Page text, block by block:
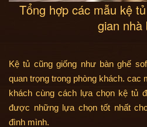
Tổng hợp các mẫu kệ
gian nhà
Kệ tủ cũng giống như bàn ghế
quan trọng trong phòng khách. cac
khách cùng cách lựa chọn kệ tủ
được những lựa chọn tốt nhất
đình mình.